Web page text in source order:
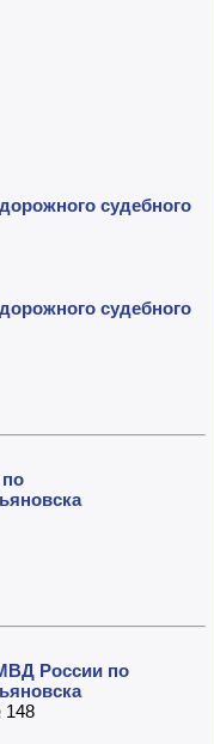
судебного
судебного
России по
148